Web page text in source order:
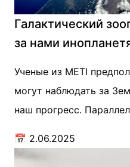
Галактический
за нами
Ученые из METI
могут наблюдать за
наш прогресс.
📅 2.06.2025